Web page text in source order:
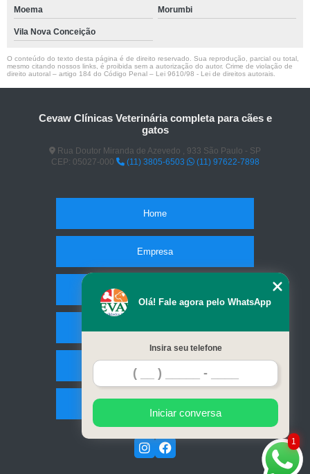
Moema Morumbi
Vila Nova Conceição
O conteúdo do texto desta página é de direito reservado. Sua reprodução, parcial ou total,
mesmo citando nossos links, é proibida sem a autorização do autor. Crime de violação de
direito autoral – artigo 184 do Código Penal – Lei 9610/98 - Lei de direitos autorais
Cevaw Clínicas Veterinária completa para cães e
gatos
Rua Doutor Miranda de Azevedo , 933 São Paulo - SP
CEP: 05027-000
(11) 3805-6503 (11) 97622-7898
Home
Empresa
Contato
1
Olá! Fale agora pelo WhatsApp
Insira seu telefone
Iniciar conversa